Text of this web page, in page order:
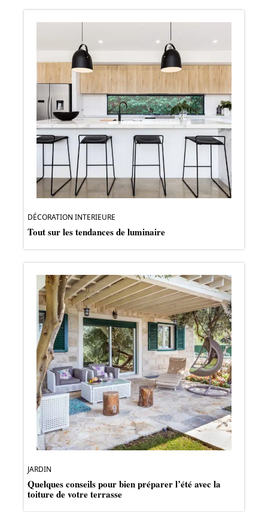
DÉCORATION INTERIEURE
Tout sur les tendances de luminaire
JARDIN
Quelques conseils pour bien préparer l’été avec la
toiture de votre terrasse